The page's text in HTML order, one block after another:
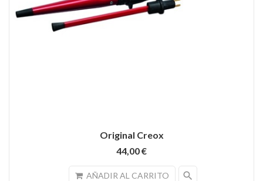
Original Creox
44,00 €
AÑADIR AL CARRITO search